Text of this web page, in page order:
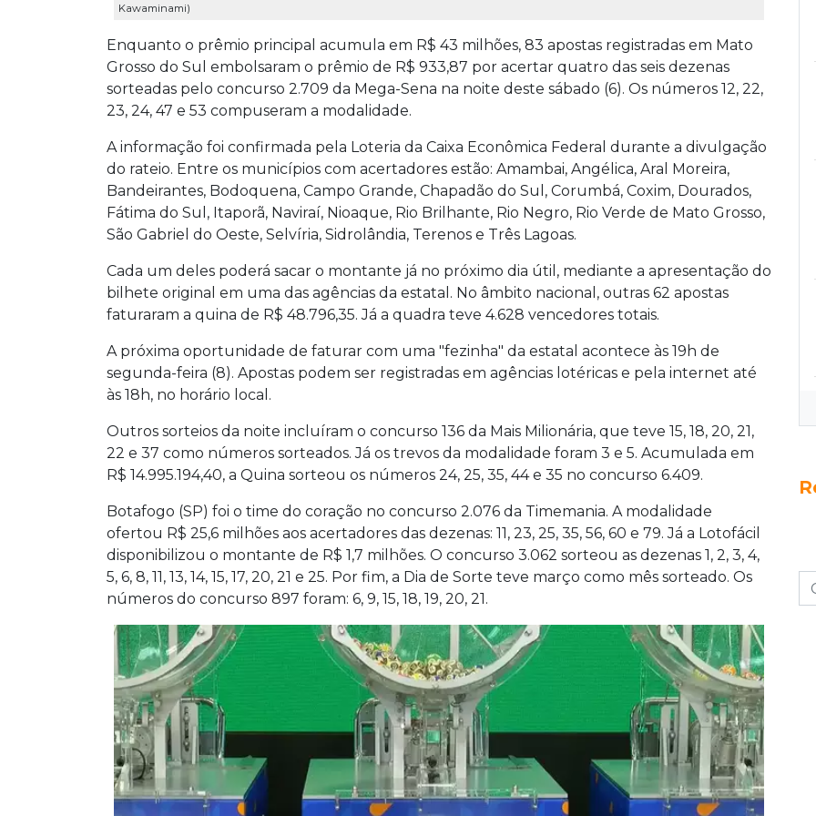
Kawaminami)
Enquanto o prêmio principal acumula em R$ 43 milhões, 83 apostas registradas em Mato
Grosso do Sul embolsaram o prêmio de R$ 933,87 por acertar quatro das seis dezenas
sorteadas pelo concurso 2.709 da Mega-Sena na noite deste sábado (6). Os números 12, 22,
23, 24, 47 e 53 compuseram a modalidade.
A informação foi confirmada pela Loteria da Caixa Econômica Federal durante a divulgação
do rateio. Entre os municípios com acertadores estão: Amambai, Angélica, Aral Moreira,
Bandeirantes, Bodoquena, Campo Grande, Chapadão do Sul, Corumbá, Coxim, Dourados,
Fátima do Sul, Itaporã, Naviraí, Nioaque, Rio Brilhante, Rio Negro, Rio Verde de Mato Grosso,
São Gabriel do Oeste, Selvíria, Sidrolândia, Terenos e Três Lagoas.
Cada um deles poderá sacar o montante já no próximo dia útil, mediante a apresentação do
bilhete original em uma das agências da estatal. No âmbito nacional, outras 62 apostas
faturaram a quina de R$ 48.796,35. Já a quadra teve 4.628 vencedores totais.
A próxima oportunidade de faturar com uma "fezinha" da estatal acontece às 19h de
segunda-feira (8). Apostas podem ser registradas em agências lotéricas e pela internet até
às 18h, no horário local.
Outros sorteios da noite incluíram o concurso 136 da Mais Milionária, que teve 15, 18, 20, 21,
22 e 37 como números sorteados. Já os trevos da modalidade foram 3 e 5. Acumulada em
R$ 14.995.194,40, a Quina sorteou os números 24, 25, 35, 44 e 35 no concurso 6.409.
Botafogo (SP) foi o time do coração no concurso 2.076 da Timemania. A modalidade
ofertou R$ 25,6 milhões aos acertadores das dezenas: 11, 23, 25, 35, 56, 60 e 79. Já a Lotofácil
disponibilizou o montante de R$ 1,7 milhões. O concurso 3.062 sorteou as dezenas 1, 2, 3, 4,
5, 6, 8, 11, 13, 14, 15, 17, 20, 21 e 25. Por fim, a Dia de Sorte teve março como mês sorteado. Os
números do concurso 897 foram: 6, 9, 15, 18, 19, 20, 21.